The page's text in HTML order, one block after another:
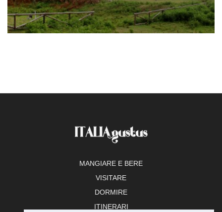
MANGIARE E BERE
VISITARE
DORMIRE
ITINERARI